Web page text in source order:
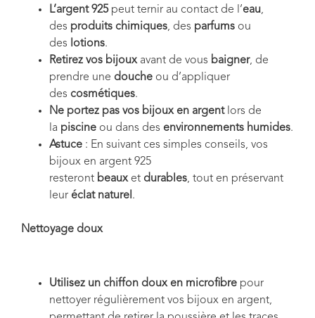
L’argent 925peut ternir au contact de l’eau,
des produits chimiques, des parfums ou
des
lotions.
Retirez vos bijouxavant de vous baigner, de
prendre une douche ou d’appliquer
des cosmétiques.
Ne portez pas vos bijoux en argentlors de
la piscine ou dans des environnements humides.
Astuce : En suivant ces simples conseils, vos
bijoux en argent 925
resteront beauxet durables, tout en préservant
leur éclat naturel .
Nettoyage doux
Utilisez un chiffon doux en microfibre pour
nettoyer régulièrement vos bijoux en argent,